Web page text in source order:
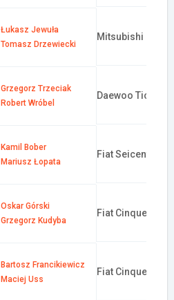
Łukasz Jewuła
Tomasz Drzewiecki
Mitsubishi Colt
Grzegorz Trzeciak
Robert Wróbel
Daewoo Tico
Kamil Bober
Mariusz Łopata
Fiat Seicento
Oskar Górski
Grzegorz Kudyba
Fiat Cinquecento
Bartosz Francikiewicz
Maciej Uss
Fiat Cinquecento